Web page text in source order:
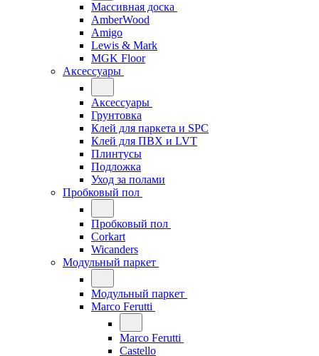
Массивная доска
AmberWood
Amigo
Lewis & Mark
MGK Floor
Аксессуары
Аксессуары
Грунтовка
Клей для паркета и SPC
Клей для ПВХ и LVT
Плинтусы
Подложка
Уход за полами
Пробковый пол
Пробковый пол
Corkart
Wicanders
Модульный паркет
Модульный паркет
Marco Ferutti
Marco Ferutti
Castello